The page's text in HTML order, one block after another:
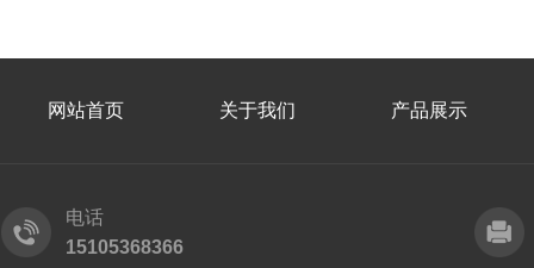
网站首页 关于我们 产品展示
电话
15105368366